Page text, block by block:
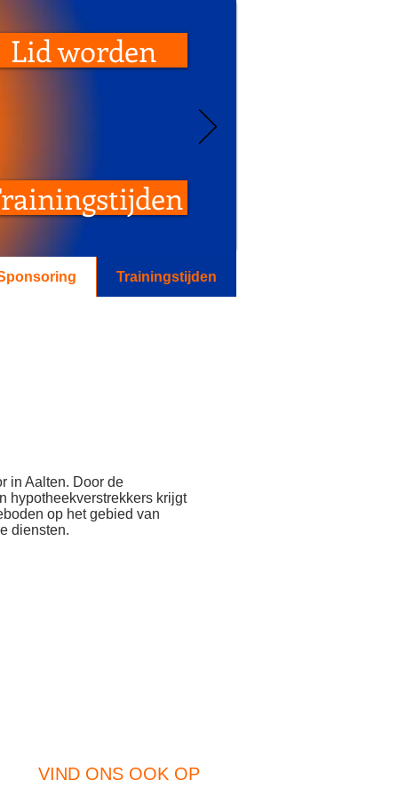
Lid worden
Trainingstijden
in Aalten. Door de
hypotheekverstrekkers krijgt
op het gebied van
diensten.
VIND ONS OOK OP